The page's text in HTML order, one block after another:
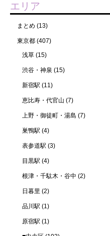
エリア
まとめ (13)
東京都 (407)
浅草 (15)
渋谷・神泉 (15)
新宿駅 (11)
恵比寿・代官山 (7)
上野・御徒町・湯島 (7)
巣鴨駅 (4)
表参道駅 (3)
目黒駅 (4)
根津・千駄木・谷中 (2)
日暮里 (2)
品川駅 (1)
原宿駅 (1)